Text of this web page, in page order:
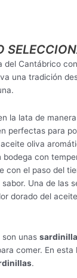
del Cantábrico
una tradición
la lata de
perfectas para
oliva
bodega con
con el paso del
Una de las
dorado del
son unas
comer. En
.